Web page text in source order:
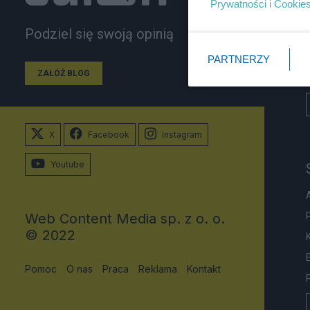
Podziel się swoją opinią
ZAŁÓŻ BLOG
X Facebook Instagram
Youtube
Web Content Media sp. z o. o.
© 2022
Pomoc O nas Praca Reklama Kontakt
Prywatności i Cookies
PARTNERZY